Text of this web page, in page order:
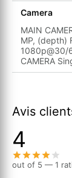
Camera
MAIN
MP, (depth)
1080p@30/
CAMERA
Avis
4
out of 5 — 1